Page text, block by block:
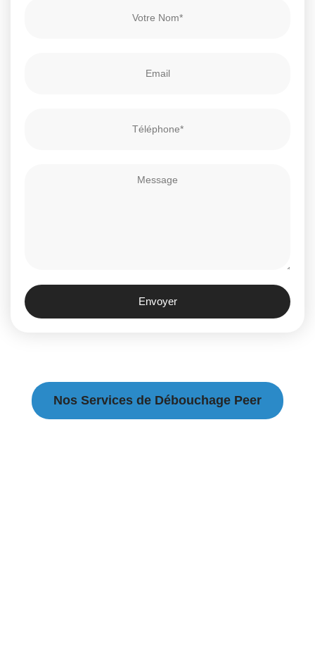
Envoyer
Nos Services de Débouchage Peer